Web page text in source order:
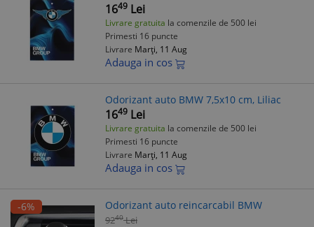
1649 Lei
Livrare gratuita la comenzile de 500 lei
Primesti 16 puncte
Livrare Marți, 11 Aug
Adauga in cos
Odorizant auto BMW 7,5x10 cm, Liliac
1649 Lei
Livrare gratuita la comenzile de 500 lei
Primesti 16 puncte
Livrare Marți, 11 Aug
Adauga in cos
-6% Odorizant auto reincarcabil BMW
9240 Lei